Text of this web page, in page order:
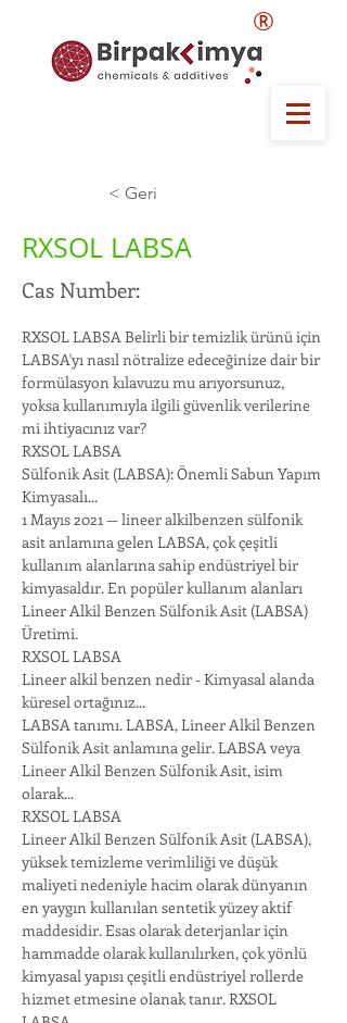
®
< Geri
RXSOL LABSA
Cas Number:
RXSOL LABSA Belirli bir temizlik ürünü için
LABSA'yı nasıl nötralize edeceğinize dair bir
formülasyon kılavuzu mu arıyorsunuz,
yoksa kullanımıyla ilgili güvenlik verilerine
mi ihtiyacınız var?
RXSOL LABSA
Sülfonik Asit (LABSA): Önemli Sabun Yapım
Kimyasalı...
1 Mayıs 2021 — lineer alkilbenzen sülfonik
asit anlamına gelen LABSA, çok çeşitli
kullanım alanlarına sahip endüstriyel bir
kimyasaldır. En popüler kullanım alanları
Lineer Alkil Benzen Sülfonik Asit (LABSA)
Üretimi.
RXSOL LABSA
Lineer alkil benzen nedir - Kimyasal alanda
küresel ortağınız...
LABSA tanımı. LABSA, Lineer Alkil Benzen
Sülfonik Asit anlamına gelir. LABSA veya
Lineer Alkil Benzen Sülfonik Asit, isim
olarak...
RXSOL LABSA
Lineer Alkil Benzen Sülfonik Asit (LABSA),
yüksek temizleme verimliliği ve düşük
maliyeti nedeniyle hacim olarak dünyanın
en yaygın kullanılan sentetik yüzey aktif
maddesidir. Esas olarak deterjanlar için
hammadde olarak kullanılırken, çok yönlü
kimyasal yapısı çeşitli endüstriyel rollerde
hizmet etmesine olanak tanır. RXSOL